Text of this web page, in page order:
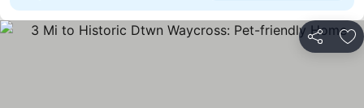
Partager